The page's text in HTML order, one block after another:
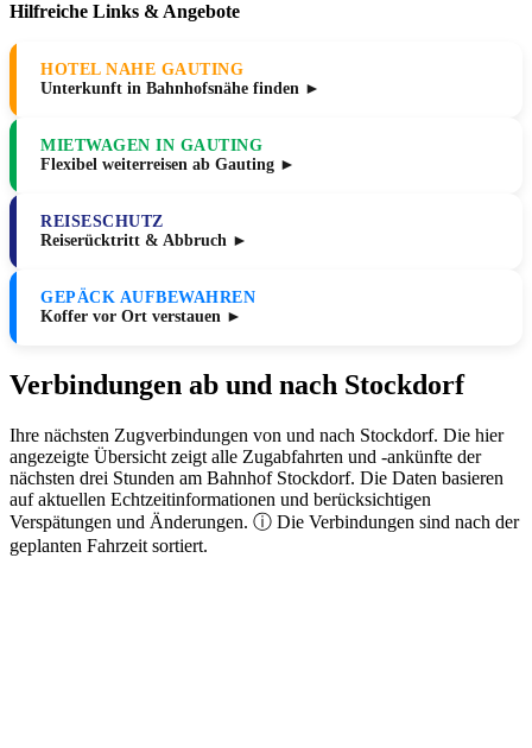
Hilfreiche Links & Angebote
HOTEL NAHE GAUTING
Unterkunft in Bahnhofsnähe finden ►
MIETWAGEN IN GAUTING
Flexibel weiterreisen ab Gauting ►
REISESCHUTZ
Reiserücktritt & Abbruch ►
GEPÄCK AUFBEWAHREN
Koffer vor Ort verstauen ►
Verbindungen ab und nach Stockdorf
Ihre nächsten Zugverbindungen von und nach Stockdorf. Die hier
angezeigte Übersicht zeigt alle Zugabfahrten und -ankünfte der
nächsten drei Stunden am Bahnhof Stockdorf. Die Daten basieren
auf aktuellen Echtzeitinformationen und berücksichtigen
Verspätungen und Änderungen. ⓘ Die Verbindungen sind nach der
geplanten Fahrzeit sortiert.